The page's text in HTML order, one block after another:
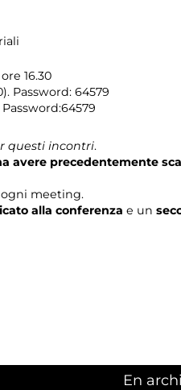
16.30
Password: 64579
Password:64579
questi incontri.
avere precedentemente
meeting.
alla conferenza e un
En